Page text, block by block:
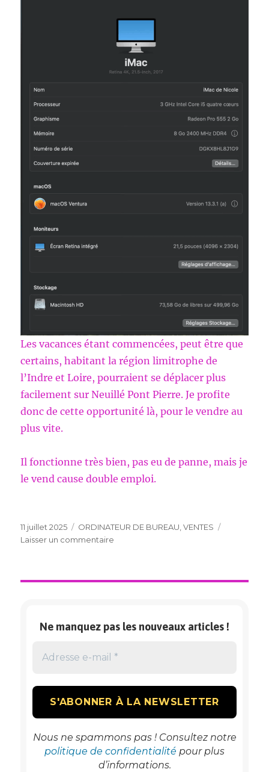
Les vacances étant commencées, peut être que
certains, habitant la région limitrophe de
l’Indre et Loire, pourraient se déplacer plus
facilement sur Neuillé Pont Pierre. Je profite
donc de cette opportunité là, pour le vendre au
plus vite.
Il fonctionne très bien, pas eu de panne, mais je
le vend cause double emploi.
Publié
le
11 juillet 2025 Catégories
ORDINATEUR DE BUREAU ,VENTES
Laisser un commentaire
Ne manquez pas les nouveaux articles !
Nous ne spammons pas ! Consultez notre
politique de confidentialité pour plus
d’informations.